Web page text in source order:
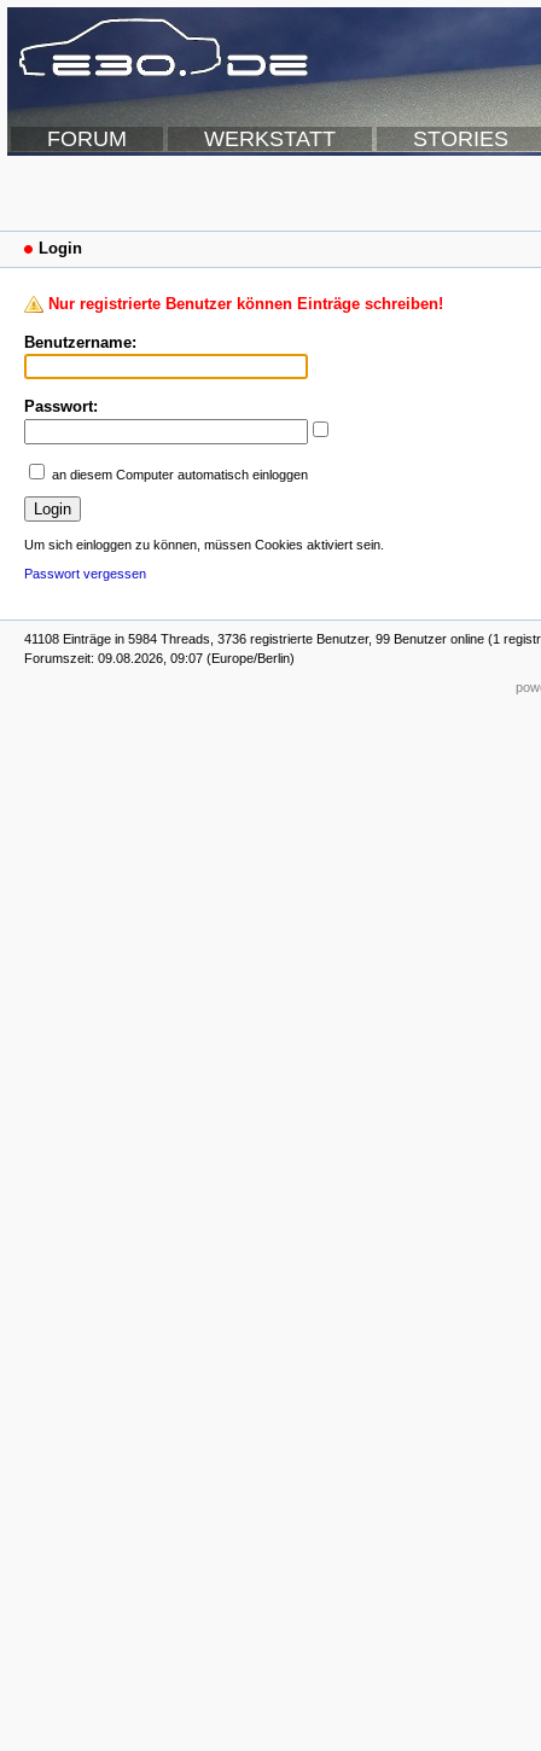
FORUM WERKSTATT STORIES
Login
Nur registrierte Benutzer können Einträge schreiben!
Benutzername:
Passwort:
an diesem Computer automatisch einloggen
Um sich einloggen zu können, müssen Cookies aktiviert sein.
Passwort vergessen
41108 Einträge in 5984 Threads, 3736 registrierte Benutzer, 99 Benutzer online (1
Forumszeit: 09.08.2026, 09:07 (Europe/Berlin)